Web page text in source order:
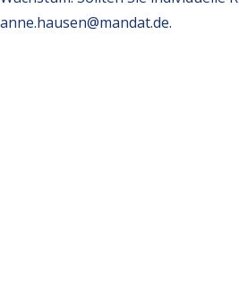
anne.hausen@mandat.de.